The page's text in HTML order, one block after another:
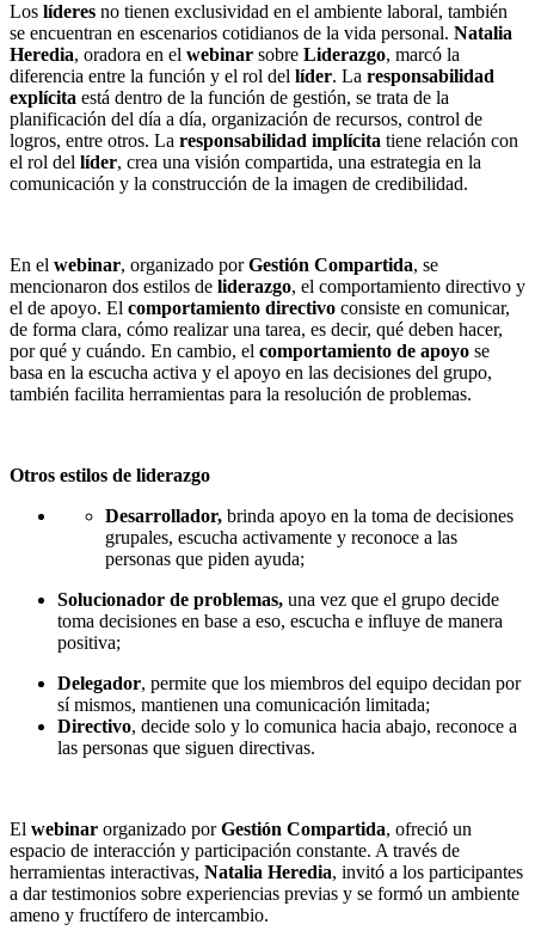
Los líderes no tienen exclusividad en el ambiente laboral, también
se encuentran en escenarios cotidianos de la vida personal. Natalia
Heredia, oradora en el webinar sobre Liderazgo, marcó la
diferencia entre la función y el rol del líder. La responsabilidad
explícita está dentro de la función de gestión, se trata de la
planificación del día a día, organización de recursos, control de
logros, entre otros. La responsabilidad implícita tiene relación con
el rol del líder, crea una visión compartida, una estrategia en la
comunicación y la construcción de la imagen de credibilidad.
En el webinar, organizado porGestión Compartida, se
mencionaron dos estilos de liderazgo, el comportamiento directivo y
el de apoyo. El comportamiento directivo consiste en comunicar,
de forma clara, cómo realizar una tarea, es decir, qué deben hacer,
por qué y cuándo. En cambio, el comportamiento de apoyo se
basa en la escucha activa y el apoyo en las decisiones del grupo,
también facilita herramientas para la resolución de problemas.
Otros estilos de liderazgo
Desarrollador, brinda apoyo en la toma de decisiones
grupales, escucha activamente y reconoce a las
personas que piden ayuda;
Solucionador de problemas, una vez que el grupo decide
toma decisiones en base a eso, escucha e influye de manera
positiva;
Delegador, permite que los miembros del equipo decidan por
sí mismos, mantienen una comunicación limitada;
Directivo, decide solo y lo comunica hacia abajo, reconoce a
las personas que siguen directivas.
El webinar organizado porGestión Compartida, ofreció un
espacio de interacción y participación constante. A través de
herramientas interactivas, Natalia Heredia, invitó a los participantes
a dar testimonios sobre experiencias previas y se formó un ambiente
ameno y fructífero de intercambio.